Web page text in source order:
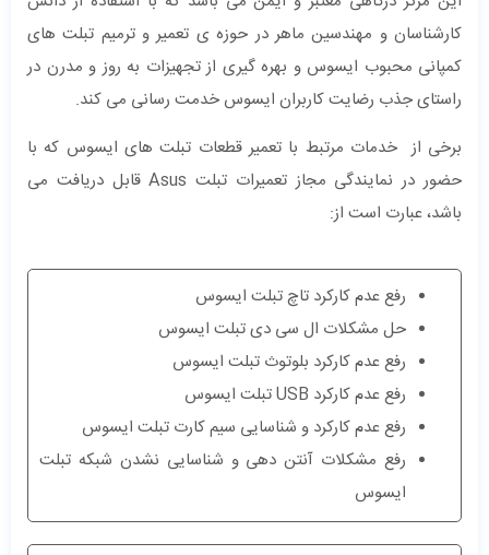
کارشناسان و مهندسین ماهر در حوزه ی تعمیر و ترمیم تبلت های
کمپانی محبوب ایسوس و بهره گیری از تجهیزات به روز و مدرن در
راستای جذب رضایت کاربران ایسوس خدمت رسانی می کند.
برخی از خدمات مرتبط با تعمیر قطعات تبلت های ایسوس که با
حضور در نمایندگی مجاز تعمیرات تبلت Asus قابل دریافت می
باشد، عبارت است از:
رفع عدم کارکرد تاچ تبلت ایسوس
حل مشکلات ال سی دی تبلت ایسوس
رفع عدم کارکرد بلوتوث تبلت ایسوس
رفع عدم کارکرد USB تبلت ایسوس
رفع عدم کارکرد و شناسایی سیم کارت تبلت ایسوس
رفع مشکلات آنتن دهی و شناسایی نشدن شبکه تبلت
ایسوس